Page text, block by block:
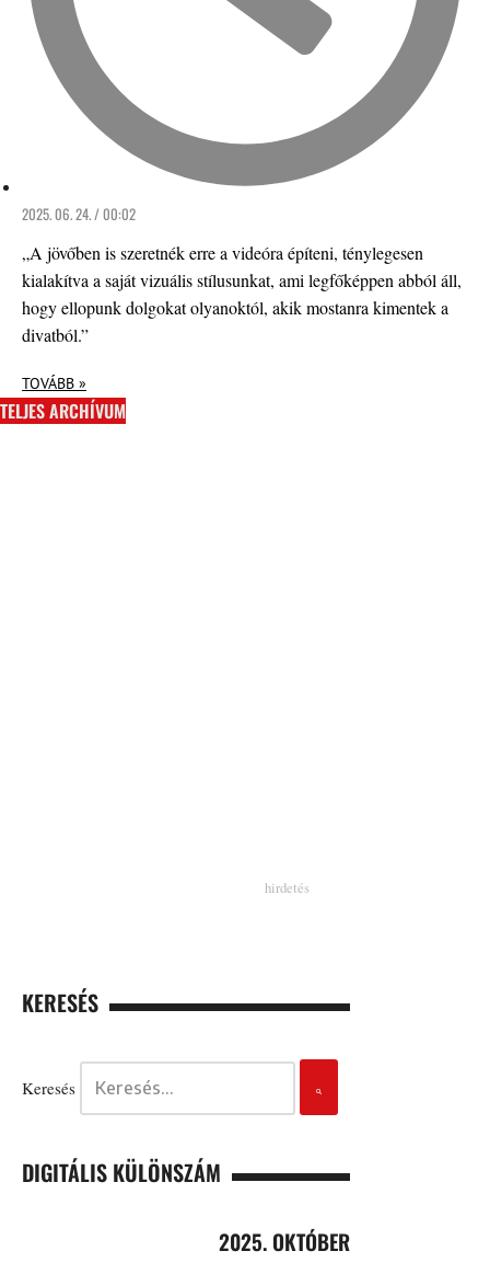
2025. 06. 24. / 00:02
„A jövőben is szeretnék erre a videóra építeni, ténylegesen
kialakítva a saját vizuális stílusunkat, ami legfőképpen abból áll,
hogy ellopunk dolgokat olyanoktól, akik mostanra kimentek a
divatból.”
TOVÁBB »
TELJES ARCHÍVUM
KERESÉS
Keresés
DIGITÁLIS KÜLÖNSZÁM
2025. OKTÓBER